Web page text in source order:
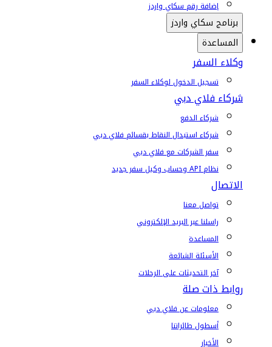
إضافة رقم سكاي واردز
برنامج سكاي واردز
المساعدة
وكلاء السفر
تسجيل الدخول لوكلاء السفر
شركاء فلاي دبي
شركاء الدفع
شركاء استبدال النقاط بقسائم فلاي دبي
سفر الشركات مع فلاي دبي
نظام API وحساب وكيل سفر جديد
الاتصال
تواصل معنا
راسلنا عبر البريد الإلكتروني
المساعدة
الأسئلة الشائعة
آخر التحديثات على الرحلات
روابط ذات صلة
معلومات عن فلاي دبي
أسطول طائراتنا
الأخبار